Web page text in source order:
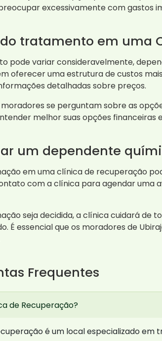
excessivamente com gastos
tratamento em uma
pode variar consideravelmente,
oferecer uma estrutura de custos
detalhadas sobre preços.
se perguntam sobre as
melhor suas opções financeiras
um dependente
em uma clínica de recuperação
com a clínica para agendar uma
seja decidida, a clínica cuidará
É essencial que os moradores de
Frequentes
de Recuperação?
é um local especializado